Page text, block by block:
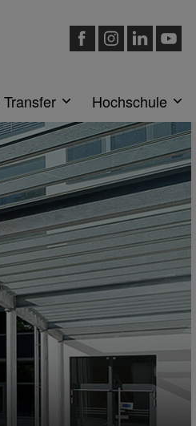
Transfer Hochschule